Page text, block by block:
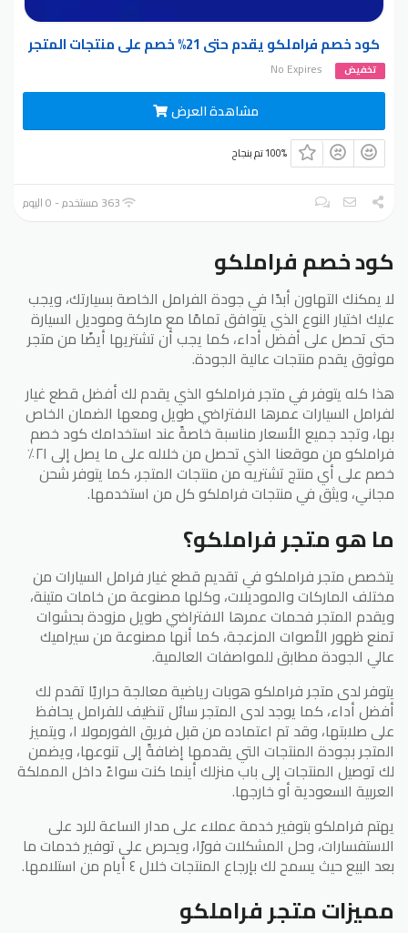
كود خصم فراملكو يقدم حتى 21% خصم على منتجات المتجر
تخفيض No Expires
مشاهدة العرض
100% تم بنجاح
363 مستخدم - 0 اليوم
كود خصم فراملكو
لا يمكنك التهاون أبدًا في جودة الفرامل الخاصة بسيارتك، ويجب
عليك اختيار النوع الذي يتوافق تمامًا مع ماركة وموديل السيارة
حتى تحصل على أفضل أداء، كما يجب أن تشتريها أيضًا من متجر
موثوق يقدم منتجات عالية الجودة.
هذا كله يتوفر في متجر فراملكو الذي يقدم لك أفضل قطع غيار
لفرامل السيارات عمرها الافتراضي طويل ومعها الضمان الخاص
بها، وتجد جميع الأسعار مناسبة خاصةً عند استخدامك كود خصم
فراملكو من موقعنا الذي تحصل من خلاله على ما يصل إلى ٢١٪
خصم على أي منتج تشتريه من منتجات المتجر، كما يتوفر شحن
مجاني، ويثق في منتجات فراملكو كل من استخدمها.
ما هو متجر فراملكو؟
يتخصص متجر فراملكو في تقديم قطع غيار فرامل السيارات من
مختلف الماركات والموديلات، وكلها مصنوعة من خامات متينة،
ويقدم المتجر فحمات عمرها الافتراضي طويل مزودة بحشوات
تمنع ظهور الأصوات المزعجة، كما أنها مصنوعة من سيراميك
عالي الجودة مطابق للمواصفات العالمية.
يتوفر لدى متجر فراملكو هوبات رياضية معالجة حراريًا تقدم لك
أفضل أداء، كما يوجد لدى المتجر سائل تنظيف للفرامل يحافظ
على صلابتها، وقد تم اعتماده من قبل فريق الفورمولا ١، ويتميز
المتجر بجودة المنتجات التي يقدمها إضافةً إلى تنوعها، ويضمن
لك توصيل المنتجات إلى باب منزلك أينما كنت سواءً داخل المملكة
العربية السعودية أو خارجها.
يهتم فراملكو بتوفير خدمة عملاء على مدار الساعة للرد على
الاستفسارات، وحل المشكلات فورًا، ويحرص على توفير خدمات ما
بعد البيع حيث يسمح لك بإرجاع المنتجات خلال ٤ أيام من استلامها.
مميزات متجر فراملكو